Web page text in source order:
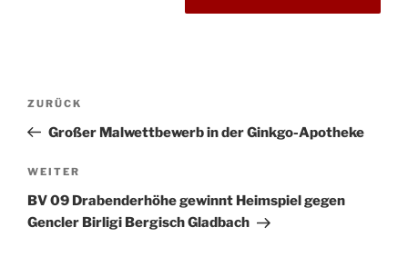
Beitragsnavigation
Vorheriger
Beitrag
ZURÜCK
Großer Malwettbewerb in der Ginkgo-Apotheke
Nächster
Beitrag
WEITER
BV 09 Drabenderhöhe gewinnt Heimspiel gegen
Gencler Birligi Bergisch Gladbach